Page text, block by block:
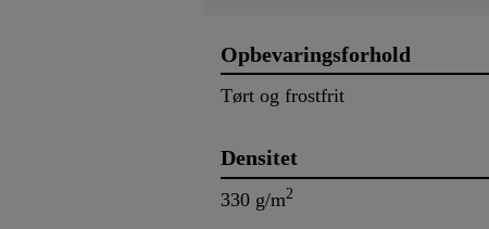
Opbevaringsforhold
Tørt og frostfrit
Densitet
330 g/m2